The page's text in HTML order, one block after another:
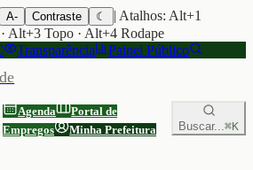
A- Contraste ☾
| Atalhos: Alt+1
Alt+3 Topo · Alt+4 Rodape
Transparência Painel Público
Agenda
Portal de
Empregos
Minha Prefeitura Buscar...⌘K